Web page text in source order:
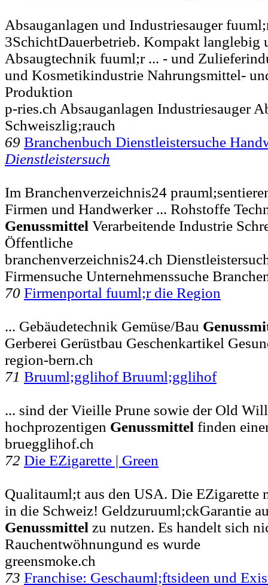
Absauganlagen und Industriesauger
3SchichtDauerbetrieb. Kompakt langlebig
Absaugtechnik fuuml;r ... - und
und Kosmetikindustrie Nahrungsmittel-
Produktion
p-ries.ch Absauganlagen Industriesauger
Schweiszlig;rauch
69 Branchenbuch Dienstleistersuche
Dienstleistersuch
Im Branchenverzeichnis24
Firmen und Handwerker ... Rohstoffe
Genussmittel Verarbeitende Industrie
Öffentliche
branchenverzeichnis24.ch
Firmensuche Unternehmenssuche
70 Firmenportal fuuml;r die Region
... Gebäudetechnik Gemüse/Bau
Gerberei Gerüstbau Geschenkartikel
region-bern.ch
71 Bruuml;gglihof Bruuml;gglihof
... sind der Vieille Prune sowie der Old
hochprozentigen Genussmittel finden
bruegglihof.ch
72 Die EZigarette | Green
Qualitauml;t aus den USA. Die EZigarette
in die Schweiz! Geldzuruuml;ckGarantie
Genussmittel zu nutzen. Es handelt sich
Rauchentwöhnungund es wurde
greensmoke.ch
73 Franchise: Geschauml;ftsideen und